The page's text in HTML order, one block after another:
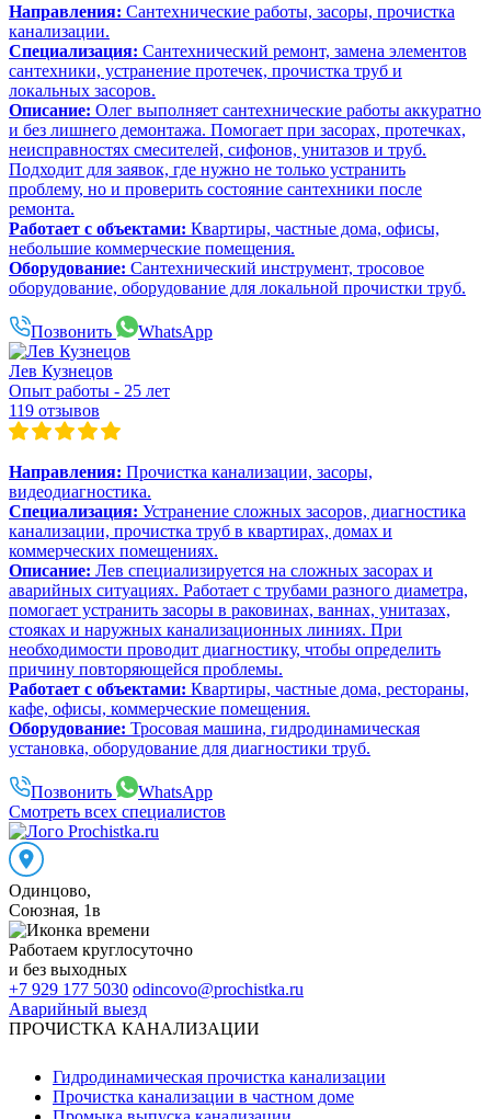
Направления: Сантехнические работы, засоры, прочистка
канализации.
Специализация: Сантехнический ремонт, замена элементов
сантехники, устранение протечек, прочистка труб и
локальных засоров.
Описание: Олег выполняет сантехнические работы аккуратно
и без лишнего демонтажа. Помогает при засорах, протечках,
неисправностях смесителей, сифонов, унитазов и труб.
Подходит для заявок, где нужно не только устранить
проблему, но и проверить состояние сантехники после
ремонта.
Работает с объектами: Квартиры, частные дома, офисы,
небольшие коммерческие помещения.
Оборудование: Сантехнический инструмент, тросовое
оборудование, оборудование для локальной прочистки труб.
Позвонить WhatsApp
Лев Кузнецов
Опыт работы - 25 лет
119 отзывов
Направления: Прочистка канализации, засоры,
видеодиагностика.
Специализация: Устранение сложных засоров, диагностика
канализации, прочистка труб в квартирах, домах и
коммерческих помещениях.
Описание: Лев специализируется на сложных засорах и
аварийных ситуациях. Работает с трубами разного диаметра,
помогает устранить засоры в раковинах, ваннах, унитазах,
стояках и наружных канализационных линиях. При
необходимости проводит диагностику, чтобы определить
причину повторяющейся проблемы.
Работает с объектами: Квартиры, частные дома, рестораны,
кафе, офисы, коммерческие помещения.
Оборудование: Тросовая машина, гидродинамическая
установка, оборудование для диагностики труб.
Позвонить
WhatsApp
Смотреть всех специалистов
Одинцово,
Союзная, 1в
Работаем круглосуточно
и без выходных
+7 929 177 5030 odincovo@prochistka.ru
Аварийный выезд
ПРОЧИСТКА КАНАЛИЗАЦИИ
Гидродинамическая прочистка канализации
Прочистка канализации в частном доме